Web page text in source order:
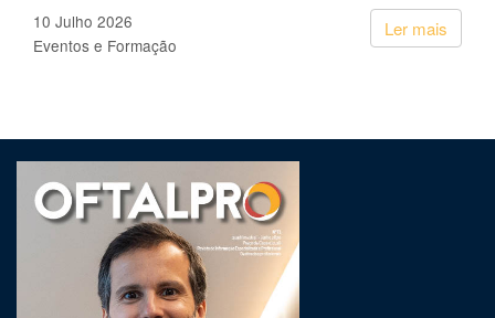
Ler mais
10 Julho 2026
Eventos e Formação